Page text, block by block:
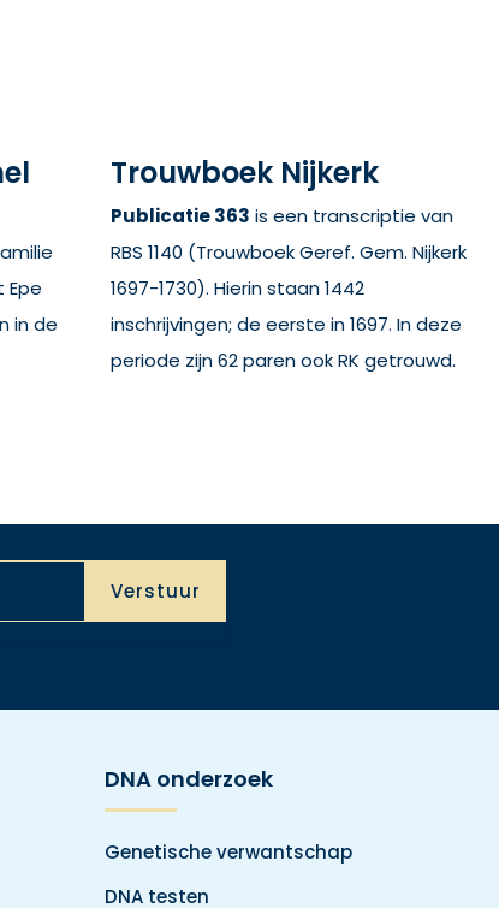
Epe
in de
Trouwboek Nijkerk
Publicatie 363 is een transcriptie van
RBS 1140 (Trouwboek Geref. Gem. Nijkerk
1697-1730). Hierin staan 1442
inschrijvingen; de eerste in 1697. In deze
periode zijn 62 paren ook RK getrouwd.
DNA onderzoek
Genetische verwantschap
DNA testen